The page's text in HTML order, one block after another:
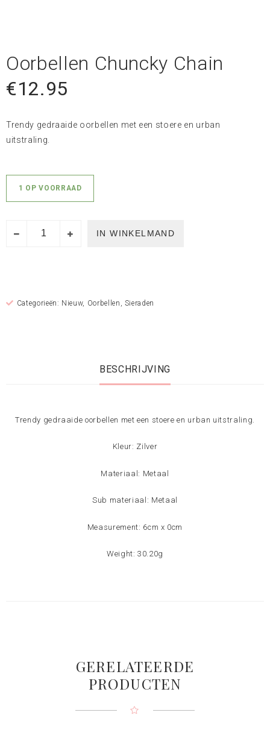
Oorbellen Chuncky Chain
€12.95
Trendy gedraaide oorbellen met een stoere en urban
uitstraling.
1 OP VOORRAAD
IN WINKELMAND
Categorieën: Nieuw, Oorbellen , Sieraden
BESCHRIJVING
Trendy gedraaide oorbellen met een stoere en urban uitstraling.
Kleur: Zilver
Materiaal: Metaal
Sub materiaal: Metaal
Measurement: 6cm x 0cm
Weight: 30.20g
GERELATEERDE
PRODUCTEN